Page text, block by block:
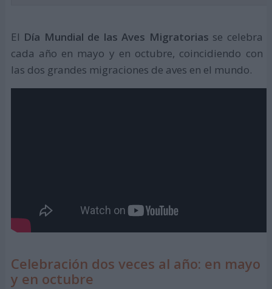
El Día Mundial de las Aves Migratorias se celebra
cada año en mayo y en octubre, coincidiendo con
las dos grandes migraciones de aves en el mundo.
Celebración dos veces al año: en mayo
y en octubre